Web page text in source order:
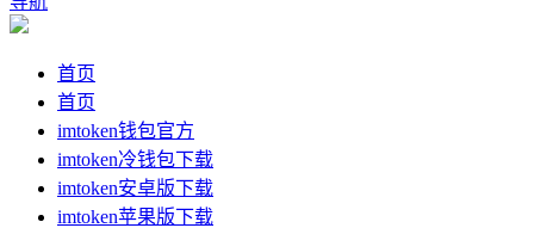
首页
首页
imtoken钱包官方
imtoken冷钱包下载
imtoken安卓版下载
imtoken苹果版下载